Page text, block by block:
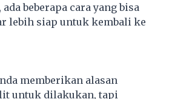
beberapa cara yang bisa
lebih siap untuk kembali ke
memberikan alasan
untuk dilakukan, tapi